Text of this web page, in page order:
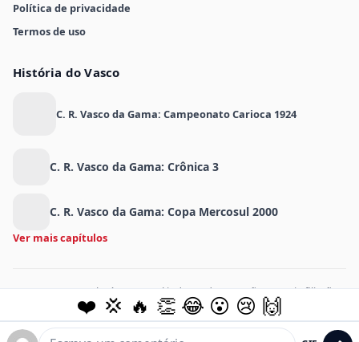
Política de privacidade
Termos de uso
História do Vasco
C. R. Vasco da Gama: Campeonato Carioca 1924
C. R. Vasco da Gama: Crônica 3
C. R. Vasco da Gama: Copa Mercosul 2000
Ver mais capítulos
MeuVasco.com.br é um portal independente e não possui afiliação
oficial com o Club de Regatas Vasco da Gama.
© 2026 Assis Media Holdings LLC. Todos os direitos reservados.
❤️ 💢 🔥 👏 😂 😮 😢 🙌